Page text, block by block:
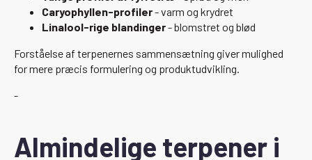
Caryophyllen-profiler- varm og krydret
Linalool-rige blandinger- blomstret og blød
Forståelse af terpenernes sammensætning giver mulighed
for mere præcis formulering og produktudvikling.
-
Almindelige terpener i